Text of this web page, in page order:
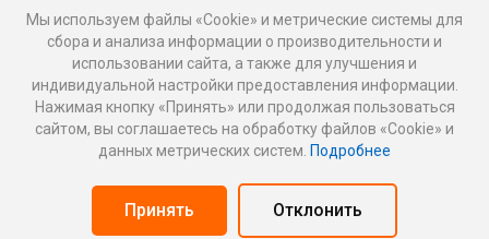
Ваши запросы
Написать поставщику
Написать в поддержку
Реквизиты
Политика обработки персональных данных
Оферта пользования информационной платформой
Панель поставщика
© 2026
Мы используем файлы «Cookie» и метрические системы для
сбора и анализа информации о производительности и
использовании сайта, а также для улучшения и
индивидуальной настройки предоставления информации.
Нажимая кнопку «Принять» или продолжая пользоваться
сайтом, вы соглашаетесь на обработку файлов «Cookie» и
данных метрических систем. Подробнее
Принять Отклонить